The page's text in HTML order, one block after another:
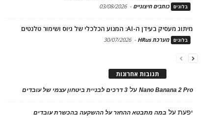
בלוגים כותבים חיצוניים -
03/08/2026
מיתוג מעסיק בעידן ה-AI: המנוע הכלכלי של גיוס ושימור טלנטים
בלוגים מערכת HRus -
30/07/2026
תגובות אחרונות
Nano Banana 2 Proעל 3 דרכים לבניית ביטחון עצמי של עובדים
יפעתעל במה מתבטא ההחזר על ההשקעה בהכשרת עובדים